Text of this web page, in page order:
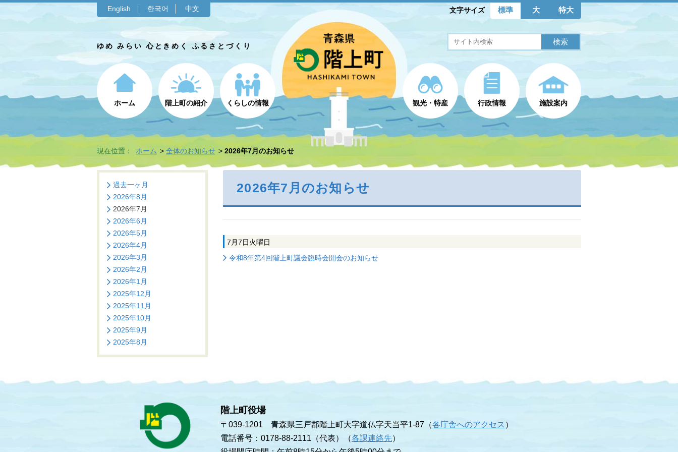
English 한국어 中文 文字サイズ 標準 大 特大
ゆめ みらい 心ときめく ふるさとづくり
ホーム 階上町の紹介 くらしの情報 観光・特産 行政情報 施設案内
現在位置： ホーム 全体のお知らせ 2026年7月のお知らせ
過去一ヶ月
2026年8月
2026年7月
2026年6月
2026年5月
2026年4月
2026年3月
2026年2月
2026年1月
2025年12月
2025年11月
2025年10月
2025年9月
2025年8月
2026年7月のお知らせ
7月7日火曜日
令和8年第4回階上町議会臨時会開会のお知らせ
階上町役場
〒039-1201 青森県三戸郡階上町大字道仏字天当平1-87（各庁舎へのアクセス ）
電話番号：0178-88-2111（代表）（各課連絡先）